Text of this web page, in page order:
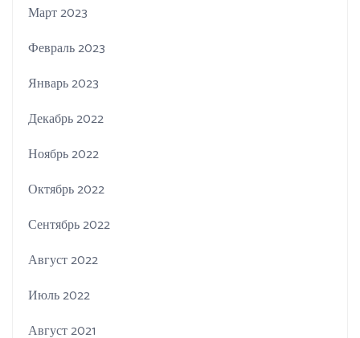
Март 2023
Февраль 2023
Январь 2023
Декабрь 2022
Ноябрь 2022
Октябрь 2022
Сентябрь 2022
Август 2022
Июль 2022
Август 2021